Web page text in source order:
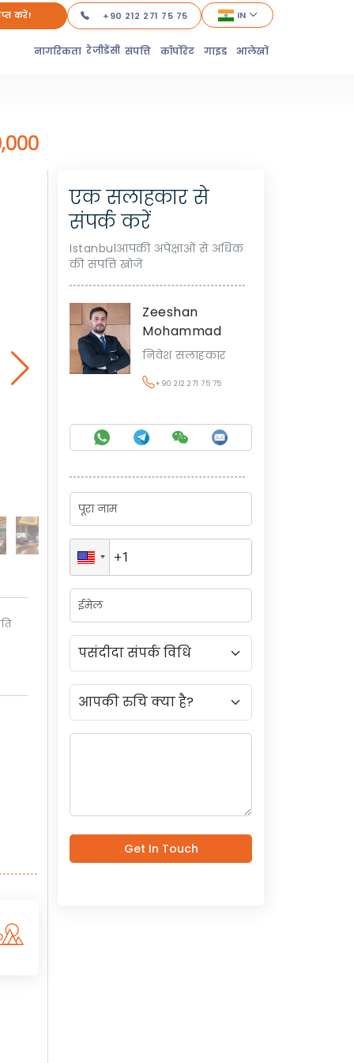
करें! +90 212 271 75 75 IN
नागरिकता रेजीडेंसी संपत्ति कॉर्पोरेट गाइड आलेखों
एक सलाहकार से
संपर्क करें
Istanbulआपकी अपेक्षाओं से अधिक
की संपत्ति खोजें
Zeeshan
Mohammad
निवेश सलाहकार
+90 212 271 75 75
Get In Touch